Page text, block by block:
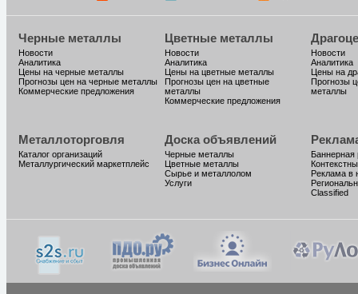
Черные металлы
Новости
Аналитика
Цены на черные металлы
Прогнозы цен на черные металлы
Коммерческие предложения
Цветные металлы
Новости
Аналитика
Цены на цветные металлы
Прогнозы цен на цветные
металлы
Коммерческие предложения
Новости
Аналитика
Цены на
Прогнозы
металлы
Металлоторговля
Каталог организаций
Металлургический маркетплейс
Доска объявлений
Черные металлы
Цветные металлы
Сырье и металлолом
Услуги
Баннерная
Реклама в
Classified